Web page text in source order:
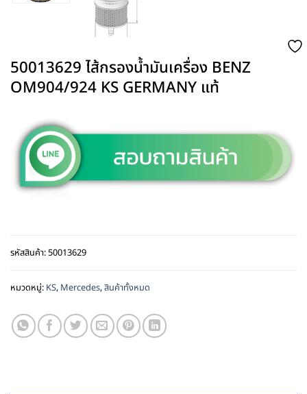
50013629 ไส้กรองน้ำมันเครื่อง BENZ
OM904/924 KS GERMANY แท้
รหัสสินค้า:50013629
หมวดหมู่: KS, Mercedes,สินค้าทั้งหมด